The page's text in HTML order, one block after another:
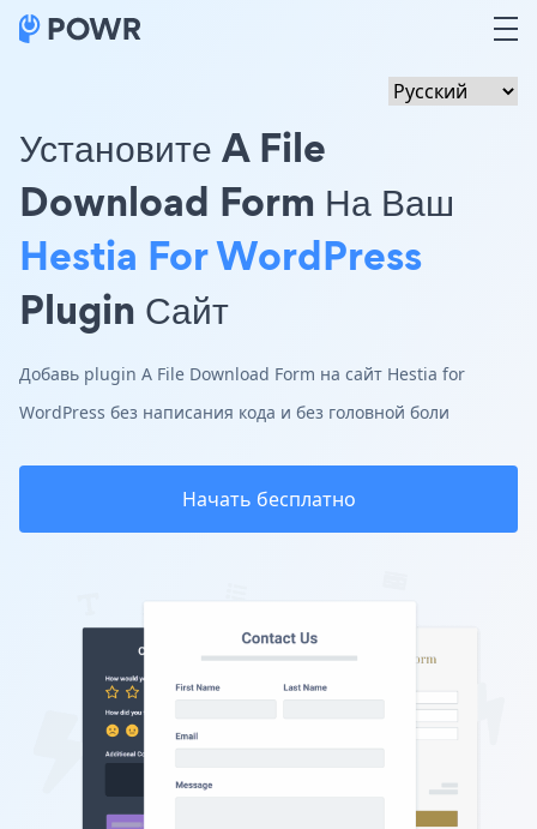
Установите A File
Download Form На Ваш
Hestia For WordPress
Plugin Сайт
Добавь plugin A File Download Form на сайт Hestia for
WordPress без написания кода и без головной боли
Начать бесплатно